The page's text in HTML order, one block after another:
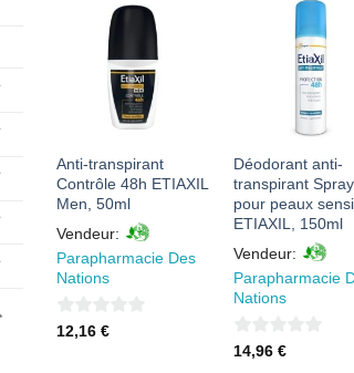
AJOUTER
À MES
FAVORIS
Anti-transpirant
Contrôle 48h ETIAXIL
Men, 50ml
Vendeur:
Parapharmacie Des
Nations
0
12,16 €
AJOUTER
À MES
FAVORIS
Déodorant anti-
transpirant
pour peaux
ETIAXIL, 150ml
Vendeur:
Parapharmacie
Nations
0
14,96 €